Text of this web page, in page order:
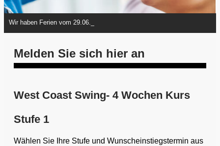
Wir haben Ferien vom 29.06.2026 – 09.08.2026 – Kei
Melden Sie sich hier an
West Coast Swing- 4 Wochen Kurs
Stufe 1
Wählen Sie Ihre Stufe und Wunscheinstiegstermin aus